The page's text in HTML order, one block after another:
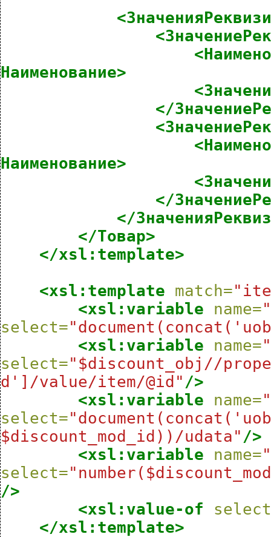
Наименование>
</
Наименование>
</
</
</Товар>
</xsl:template>
<xsl:template match=
<xsl:variable
name=
select=
<xsl:variable
name=
select="$discount_obj//
d']/value/item/@id" />
<xsl:variable
name=
select=
$discount_mod_id))/udata" />
<xsl:variable
name=
select=
/>
<xsl:value-of
</xsl:template>